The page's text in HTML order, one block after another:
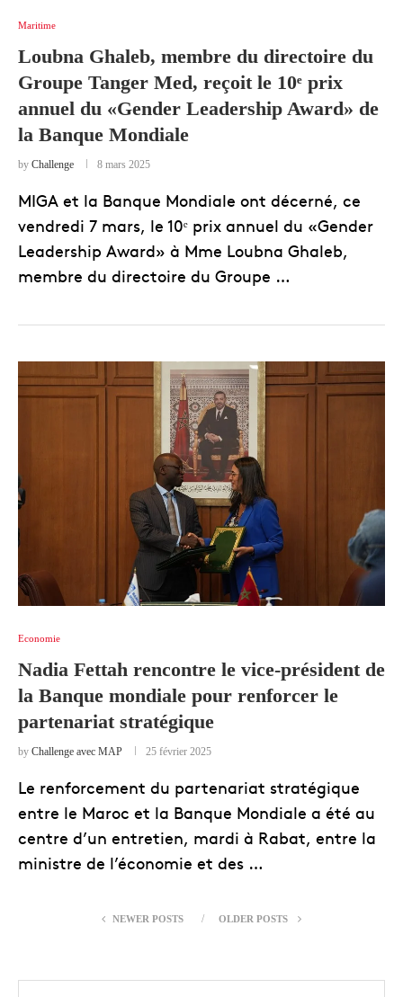
Maritime
Loubna Ghaleb, membre du directoire du
Groupe Tanger Med, reçoit le 10ᵉ prix
annuel du «Gender Leadership Award» de
la Banque Mondiale
by Challenge 8 mars 2025
MIGA et la Banque Mondiale ont décerné, ce
vendredi 7 mars, le 10ᵉ prix annuel du «Gender
Leadership Award» à Mme Loubna Ghaleb,
membre du directoire du Groupe …
Economie
Nadia Fettah rencontre le vice-président de
la Banque mondiale pour renforcer le
partenariat stratégique
by Challenge avec MAP 25 février 2025
Le renforcement du partenariat stratégique
entre le Maroc et la Banque Mondiale a été au
centre d’un entretien, mardi à Rabat, entre la
ministre de l’économie et des …
NEWER POSTS OLDER POSTS